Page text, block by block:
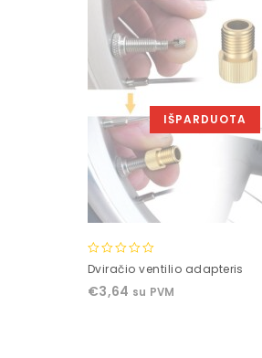
IŠPARDUOTA
0
of
Dviračio ventilio adapteris
€3,64 su PVM